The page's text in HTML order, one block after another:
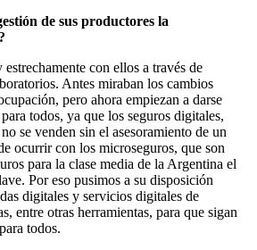
de sus productores la
con ellos a través de
Antes miraban los cambios
pero ahora empiezan a darse
todos, ya que los seguros digitales,
se venden sin el asesoramiento de un
ocurrir con los microseguros, que son
para la clase media de la Argentina el
Por eso pusimos a su disposición
digitales y servicios digitales de
entre otras herramientas, para que sigan
todos.